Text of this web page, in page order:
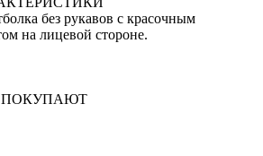
без рукавов с красочным
на лицевой стороне.
ПОКУПАЮТ